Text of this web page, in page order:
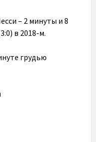
– 2 минуты и 8
в 2018-м.
грудью